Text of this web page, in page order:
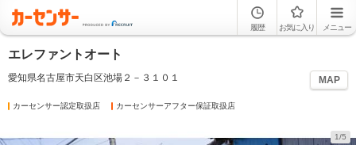
履歴 お気に入り メニュー
エレファントオート
愛知県名古屋市天白区池場２－３１０１ MAP
カーセンサー認定取扱店 カーセンサーアフター保証取扱店
1/5